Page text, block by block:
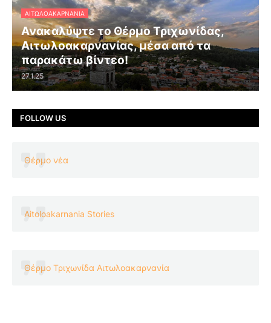
ΑΙΤΩΛΟΑΚΑΡΝΑΝΊΑ
Ανακαλύψτε το Θέρμο Τριχωνίδας,
Αιτωλοακαρνανίας, μέσα από τα
παρακάτω βίντεο!
27.1.25
FOLLOW US
Θέρμο νέα
Aitoloakarnania Stories
Θέρμο Τριχωνίδα Αιτωλοακαρνανία